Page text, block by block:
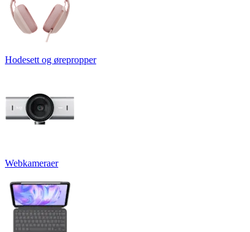
Hodesett og ørepropper
Webkameraer